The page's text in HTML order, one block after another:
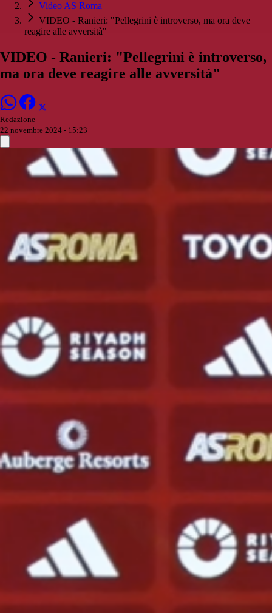
Video AS Roma
VIDEO - Ranieri: "Pellegrini è introverso, ma ora deve
reagire alle avversità"
VIDEO - Ranieri: "Pellegrini è introverso,
ma ora deve reagire alle avversità"
Redazione
22 novembre 2024 - 15:23